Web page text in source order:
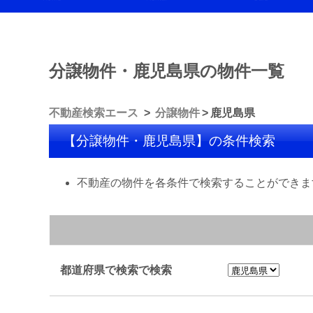
分譲物件・鹿児島県の物件一覧
不動産検索エース 分譲物件 鹿児島県
【分譲物件・鹿児島県】の条件検索
不動産の物件を各条件で検索することができま
都道府県で検索で検索